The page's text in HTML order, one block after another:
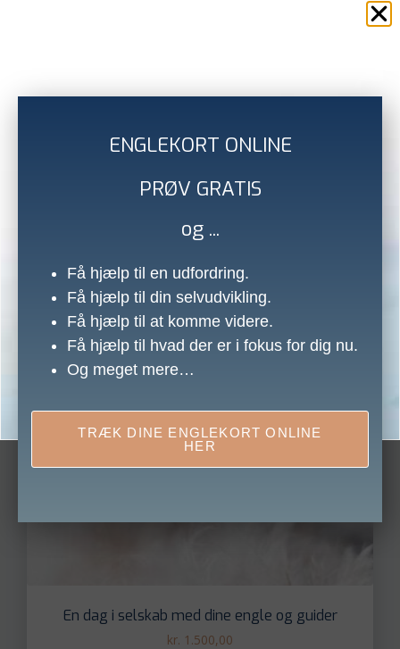
Købmagergade 55, 3, 1150
København K
Kr. 1.500,- Inkl. kaffe/te, frugt og
Andre har også set på
En dag i selskab med dine engle og guider
kr. 1.500,00
ENGLEKORT ONLINE
PRØV GRATIS
og ...
Få hjælp til en udfordring.
Få hjælp til din selvudvikling.
Få hjælp til at komme videre.
Få hjælp til hvad der er i fokus for dig nu.
Og meget mere…
TRÆK DINE ENGLEKORT ONLINE
HER